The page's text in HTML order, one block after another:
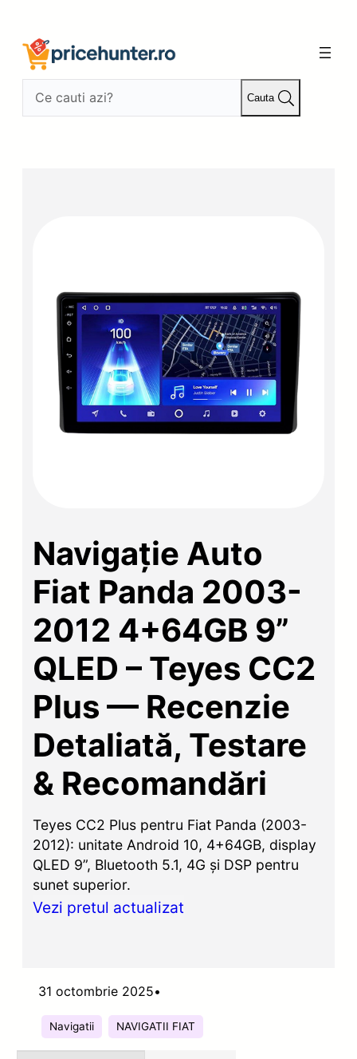
conținut
Cauta
Navigație Auto
Fiat Panda 2003-
2012 4+64GB 9”
QLED – Teyes CC2
Plus — Recenzie
Detaliată, Testare
& Recomandări
Teyes CC2 Plus pentru Fiat Panda (2003-
2012): unitate Android 10, 4+64GB, display
QLED 9”, Bluetooth 5.1, 4G și DSP pentru
sunet superior.
Vezi pretul actualizat
31 octombrie 2025•
Navigatii NAVIGATII FIAT